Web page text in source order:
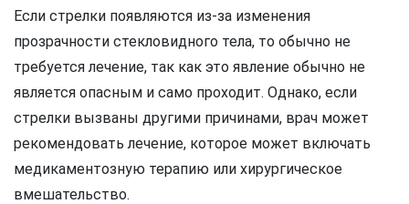
Если стрелки появляются из-за изменения
прозрачности стекловидного тела, то обычно не
требуется лечение, так как это явление обычно не
является опасным и само проходит. Однако, если
стрелки вызваны другими причинами, врач может
рекомендовать лечение, которое может включать
медикаментозную терапию или хирургическое
вмешательство.